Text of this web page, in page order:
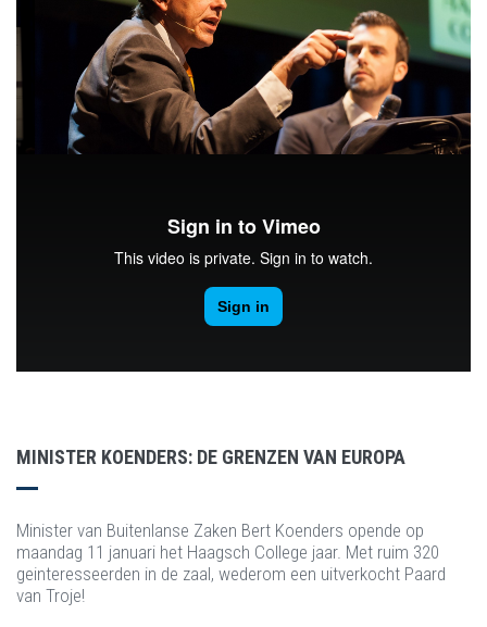
MINISTER KOENDERS: DE GRENZEN VAN EUROPA
Minister van Buitenlanse Zaken Bert Koenders opende op
maandag 11 januari het Haagsch College jaar. Met ruim 320
geinteresseerden in de zaal, wederom een uitverkocht Paard
van Troje!